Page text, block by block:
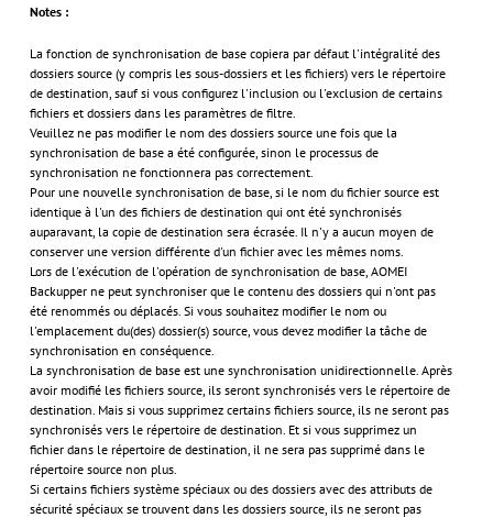
Notes :
La fonction de synchronisation de base copiera par défaut l'intégralité des
dossiers source (y compris les sous-dossiers et les fichiers) vers le répertoire
de destination, sauf si vous configurez l'inclusion ou l'exclusion de certains
fichiers et dossiers dans les paramètres de filtre.
Veuillez ne pas modifier le nom des dossiers source une fois que la
synchronisation de base a été configurée, sinon le processus de
synchronisation ne fonctionnera pas correctement.
Pour une nouvelle synchronisation de base, si le nom du fichier source est
identique à l'un des fichiers de destination qui ont été synchronisés
auparavant, la copie de destination sera écrasée. Il n'y a aucun moyen de
conserver une version différente d'un fichier avec les mêmes noms.
Lors de l'exécution de l'opération de synchronisation de base, AOMEI
Backupper ne peut synchroniser que le contenu des dossiers qui n'ont pas
été renommés ou déplacés. Si vous souhaitez modifier le nom ou
l'emplacement du(des) dossier(s) source, vous devez modifier la tâche de
synchronisation en conséquence.
La synchronisation de base est une synchronisation unidirectionnelle. Après
avoir modifié les fichiers source, ils seront synchronisés vers le répertoire de
destination. Mais si vous supprimez certains fichiers source, ils ne seront pas
synchronisés vers le répertoire de destination. Et si vous supprimez un
fichier dans le répertoire de destination, il ne sera pas supprimé dans le
répertoire source non plus.
Si certains fichiers système spéciaux ou des dossiers avec des attributs de
sécurité spéciaux se trouvent dans les dossiers source, ils ne seront pas